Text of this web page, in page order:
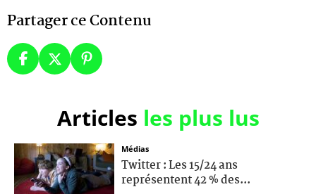
Partager ce Contenu
Articles les plus lus
Médias
Twitter : Les 15/24 ans
représentent 42 % des...